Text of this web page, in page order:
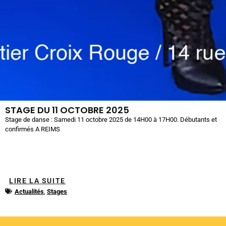
STAGE DU 11 OCTOBRE 2025
Stage de danse : Samedi 11 octobre 2025 de 14H00 à 17H00. Débutants et
confirmés A REIMS
LIRE LA SUITE
Actualités Stages